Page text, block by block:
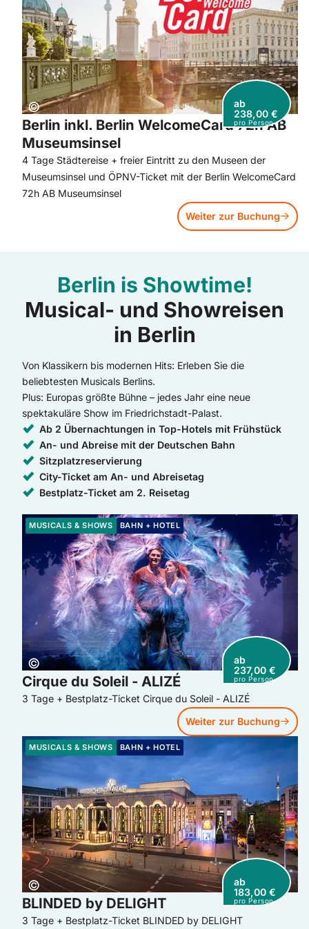
Copyright:
©
ab
238,00 €
pro Person
Berlin inkl. Berlin WelcomeCard 72h AB
Museumsinsel
4 Tage Städtereise + freier Eintritt zu den Museen der
Museumsinsel und ÖPNV-Ticket mit der Berlin WelcomeCard
72h AB Museumsinsel
Weiter zur Buchung
Berlin is Showtime!
Musical- und Showreisen
in Berlin
Von Klassikern bis modernen Hits: Erleben Sie die
beliebtesten Musicals Berlins.
Plus: Europas größte Bühne – jedes Jahr eine neue
spektakuläre Show im Friedrichstadt-Palast.
Ab 2 Übernachtungen in Top-Hotels mit Frühstück
An- und Abreise mit der Deutschen Bahn
Sitzplatzreservierung
City-Ticket am An- und Abreisetag
Bestplatz-Ticket am 2. Reisetag
Copyright:
©
MUSICALS & SHOWS BAHN + HOTEL
ab
237,00 €
pro Person
Cirque du Soleil - ALIZÉ
3 Tage + Bestplatz-Ticket Cirque du Soleil - ALIZÉ
Weiter zur Buchung
Weiter zur Buchung: Cirque du Soleil - ALIZÉ
Copyright:
©
MUSICALS & SHOWS BAHN + HOTEL
ab
183,00 €
pro Person
BLINDED by DELIGHT
3 Tage + Bestplatz-Ticket BLINDED by DELIGHT
Weiter zur Buchung: BLINDED by DELIGHT